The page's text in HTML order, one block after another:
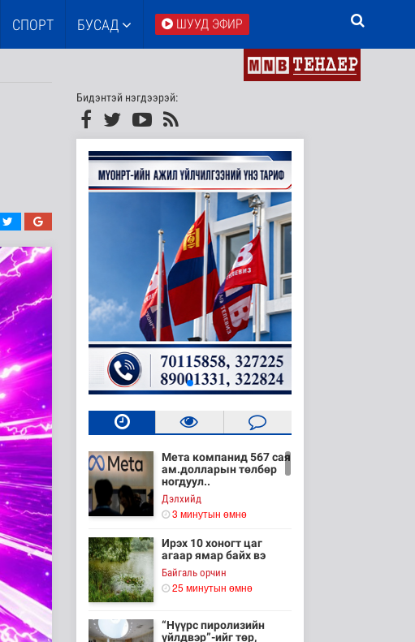
СПОРТ БУСАД ШУУД ЭФИР
Бидэнтэй нэгдээрэй:
Мета компанид 567 сая
ам.долларын төлбөр
ногдуул..
Дэлхийд
3 минутын өмнө
Ирэх 10 хоногт цаг
агаар ямар байх вэ
Байгаль орчин
25 минутын өмнө
“Нүүрс пиролизийн
үйлдвэр”-ийг төр,